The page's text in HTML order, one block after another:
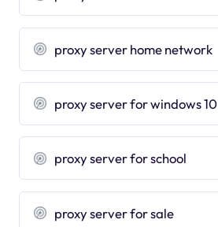
proxy server home network
proxy server for windows 10
proxy server for school
proxy server for sale